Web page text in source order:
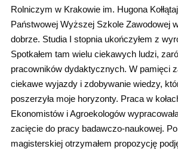
Rolniczym w Krakowie im. Hugona
Państwowej Wyższej Szkole Zawodowej
dobrze. Studia I stopnia ukończyłem z
Spotkałem tam wielu ciekawych ludzi,
pracowników dydaktycznych. W pamięci
ciekawe wyjazdy i zdobywanie wiedzy,
poszerzyła moje horyzonty. Praca w
Ekonomistów i Agroekologów
zacięcie do pracy badawczo-naukowej.
magisterskiej otrzymałem propozycję